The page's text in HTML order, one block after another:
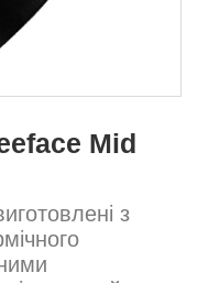
Mid
з